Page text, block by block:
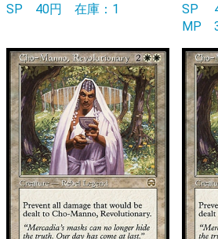
SP 40円 在庫：1
SP
MP